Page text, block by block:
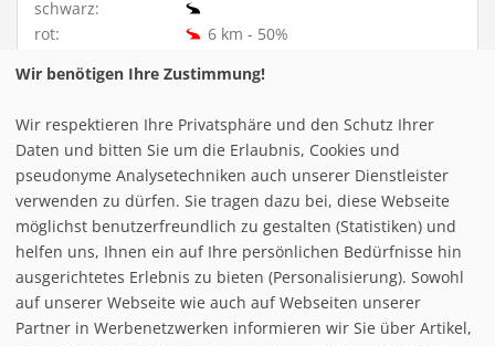
schwarz:
rot:
6 km - 50%
Ofterschwang-Allgäu
Wir benötigen Ihre Zustimmung!
Wir respektieren Ihre Privatsphäre und den Schutz Ihrer
Daten und bitten Sie um die Erlaubnis, Cookies und
pseudonyme Analysetechniken auch unserer Dienstleister
verwenden zu dürfen. Sie tragen dazu bei, diese Webseite
möglichst benutzerfreundlich zu gestalten (Statistiken) und
helfen uns, Ihnen ein auf Ihre persönlichen Bedürfnisse hin
ausgerichtetes Erlebnis zu bieten (Personalisierung). Sowohl
auf unserer Webseite wie auch auf Webseiten unserer
Partner in Werbenetzwerken informieren wir Sie über Artikel,